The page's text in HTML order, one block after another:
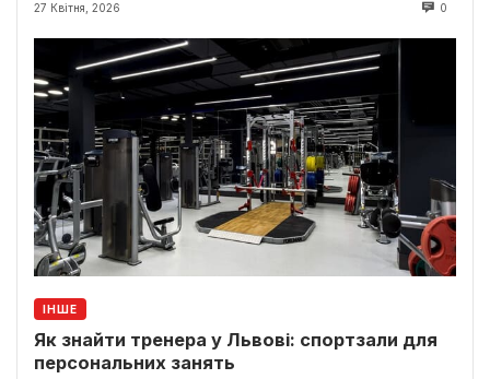
27 Квітня, 2026 0
ІНШЕ
Як знайти тренера у Львові: спортзали для
персональних занять